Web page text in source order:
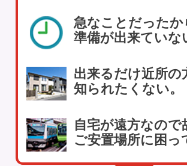
急なことだったか
準備が出来ていな
出来るだけ近所の
知られたくない。
自宅が遠方なので
ご安置場所に困っ